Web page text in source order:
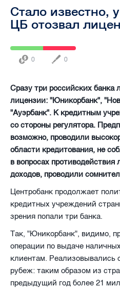
Стало известно,
ЦБ отозвал
0 0
Сразу три российских банка
лицензии: "Юникорбанк",
"Ауэрбанк". К кредитным
со стороны регулятора.
возможно, проводили
области кредитования, не
в вопросах
доходов, проводили
Центробанк продолжает
кредитных учреждений
зрения попали три банка.
Так, "Юникорбанк", видимо,
операции по выдаче
клиентам. Реализовывались
рубеж: таким образом из
предыдущий год более 21